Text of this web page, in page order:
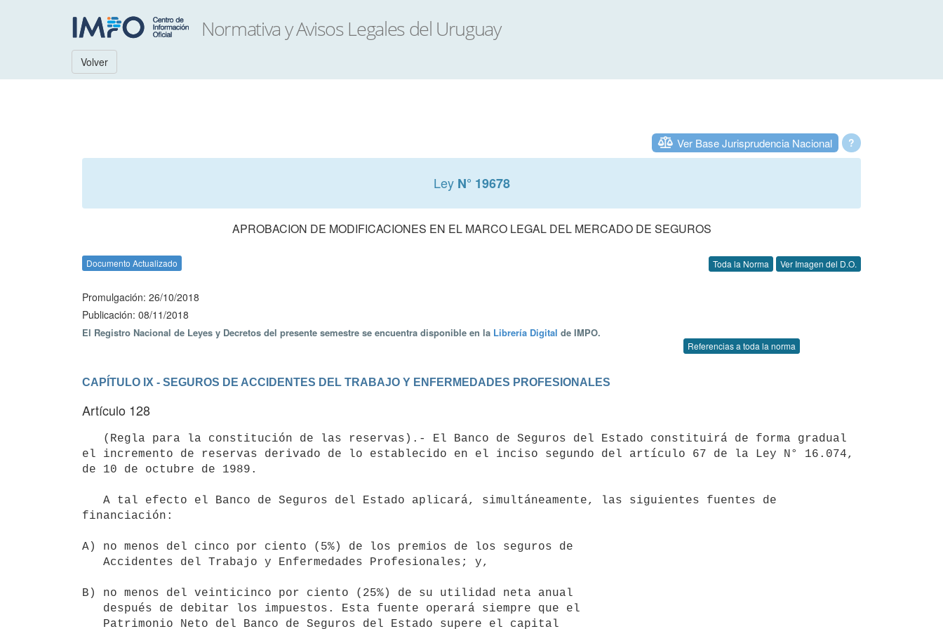
Volver
?
Ver Base Jurisprudencia Nacional
Ley N° 19678
APROBACION DE MODIFICACIONES EN EL MARCO LEGAL DEL MERCADO DE SEGUROS
Documento Actualizado Toda la Norma Ver Imagen del D.O.
Promulgación: 26/10/2018
Publicación: 08/11/2018
El Registro Nacional de Leyes y Decretos del presente semestre se encuentra disponible en la Librería Digital de IMPO.
Referencias a toda la norma
CAPÍTULO IX - SEGUROS DE ACCIDENTES DEL TRABAJO Y ENFERMEDADES PROFESIONALES
Artículo 128
el incremento de reservas derivado de lo establecido en el inciso segundo del artículo 67 de la Ley N° 16.074,
de 10 de octubre de 1989.
financiación:
A) no menos del cinco por ciento (5%) de los premios de los seguros de
B) no menos del veinticinco por ciento (25%) de su utilidad neta anual